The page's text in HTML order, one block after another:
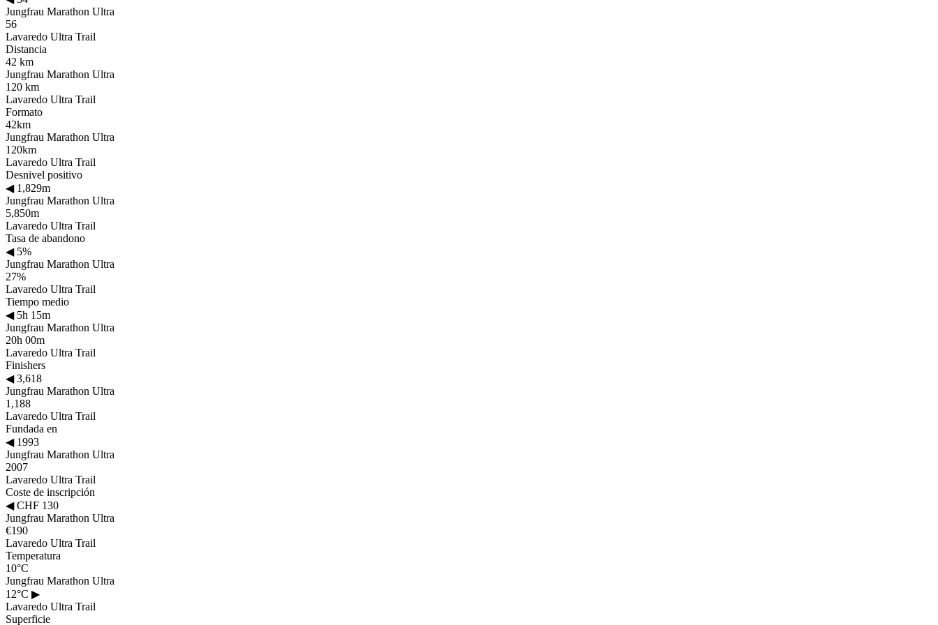
Jungfrau Marathon Ultra
56
Lavaredo Ultra Trail
Distancia
42 km
Jungfrau Marathon Ultra
120 km
Lavaredo Ultra Trail
Formato
42km
Jungfrau Marathon Ultra
120km
Lavaredo Ultra Trail
Desnivel positivo
◀1,829m
Jungfrau Marathon Ultra
5,850m
Lavaredo Ultra Trail
Tasa de abandono
◀5%
Jungfrau Marathon Ultra
27%
Lavaredo Ultra Trail
Tiempo medio
◀5h 15m
Jungfrau Marathon Ultra
20h 00m
Lavaredo Ultra Trail
Finishers
◀3,618
Jungfrau Marathon Ultra
1,188
Lavaredo Ultra Trail
Fundada en
◀1993
Jungfrau Marathon Ultra
2007
Lavaredo Ultra Trail
Coste de inscripción
◀CHF 130
Jungfrau Marathon Ultra
€190
Lavaredo Ultra Trail
Temperatura
10°C
Jungfrau Marathon Ultra
12°C ▶
Lavaredo Ultra Trail
Superficie